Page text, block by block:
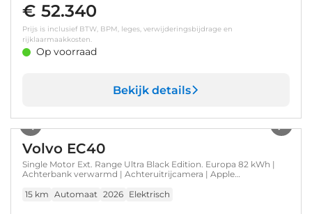
€ 52.340
Prijs is inclusief BTW, BPM, leges, verwijderingsbijdrage en
rijklaarmaakkosten.
Op voorraad
Bekijk details
Volvo EC40
Single Motor Ext. Range Ultra Black Edition. Europa 82 kWh |
Achterbank verwarmd | Achteruitrijcamera | Apple
15 km Automaat 2026 Elektrisch